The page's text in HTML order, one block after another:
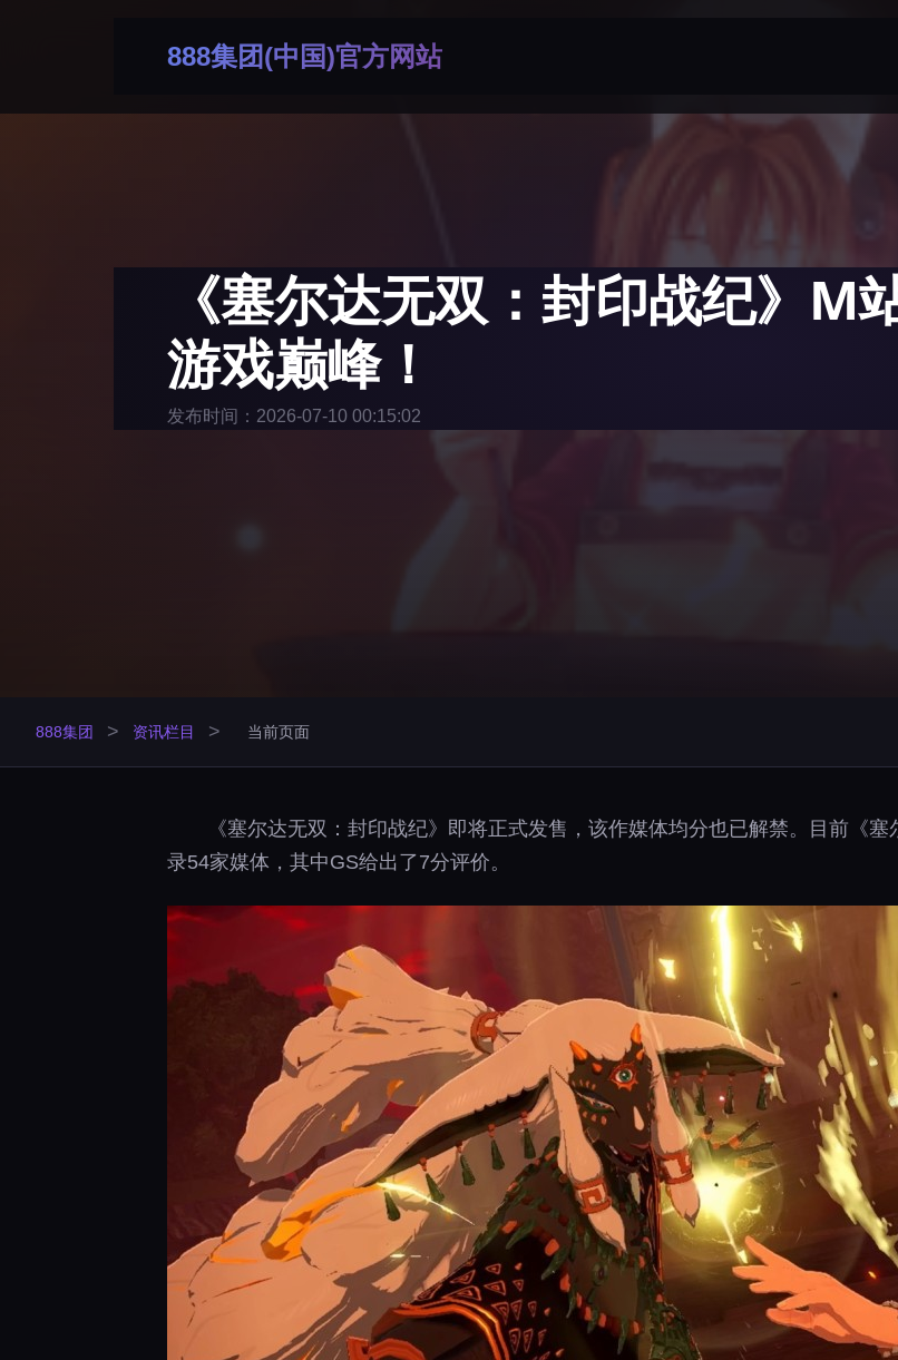
888集团(中国)官方网站
《塞尔达无双：封印战纪》M
游戏巅峰！
发布时间：2026-07-10 00:15:02
888集团 > 资讯栏目 > 当前页面
《塞尔达无双：封印战纪》即将正式发售，该作媒体均分也已解禁。目前《
录54家媒体，其中GS给出了7分评价。